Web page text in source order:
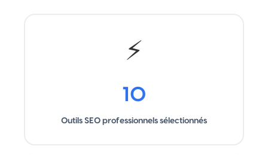
⚡
10
Outils SEO professionnels sélectionnés